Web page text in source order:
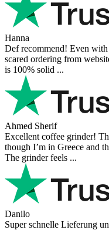
Hanna
Def recommend! Even
scared ordering from
is 100% solid ...
Ahmed Sherif
Excellent coffee grinder!
though I’m in Greece and
The grinder feels ...
Danilo
Super schnelle Lieferung